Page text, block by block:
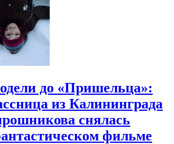
до «Пришельца»:
из Калининграда
снялась
фильме